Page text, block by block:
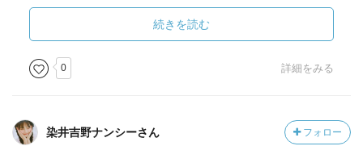
漢字を知らない総理大臣
“広場”の消滅
［ ＰＯＰ ］
［ おすすめ度 ］
続きを読む
0 詳細をみる
染井吉野ナンシーさん フォロー